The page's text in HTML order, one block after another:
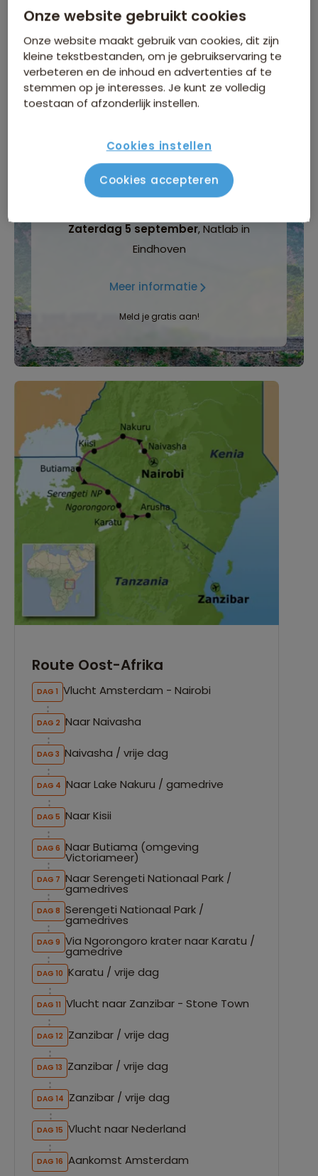
Comfort van de overnachtingen
Groepsgrootte
Maximaal 22 personen
INFORMATIEDAG
Zaterdag 5 september, Natlab in
Eindhoven
Meer informatie
Meld je gratis aan!
Route Oost-Afrika
DAG 1 Vlucht Amsterdam - Nairobi
DAG 2 Naar Naivasha
DAG 3 Naivasha / vrije dag
DAG 4 Naar Lake Nakuru / gamedrive
DAG 5 Naar Kisii
DAG 6 Naar Butiama (omgeving
Victoriameer)
DAG 7 Naar Serengeti Nationaal Park /
gamedrives
DAG 8 Serengeti Nationaal Park /
gamedrives
DAG 9 Via Ngorongoro krater naar Karatu /
gamedrive
DAG 10 Karatu / vrije dag
DAG 11 Vlucht naar Zanzibar - Stone Town
DAG 12 Zanzibar / vrije dag
DAG 13 Zanzibar / vrije dag
DAG 14 Zanzibar / vrije dag
DAG 15 Vlucht naar Nederland
DAG 16 Aankomst Amsterdam
Onze website gebruikt cookies
Onze website maakt gebruik van cookies, dit zijn
kleine tekstbestanden, om je gebruikservaring te
verbeteren en de inhoud en advertenties af te
stemmen op je interesses. Je kunt ze volledig
toestaan of afzonderlijk instellen.
Cookies instellen
Cookies accepteren